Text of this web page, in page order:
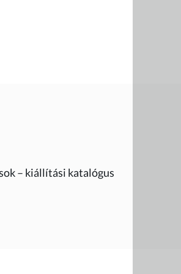
– kiállítási katalógus